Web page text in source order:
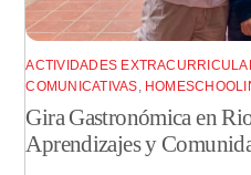
ACTIVIDADES
COMUNICATIVAS,
Gira Gastronómica en
Aprendizajes y